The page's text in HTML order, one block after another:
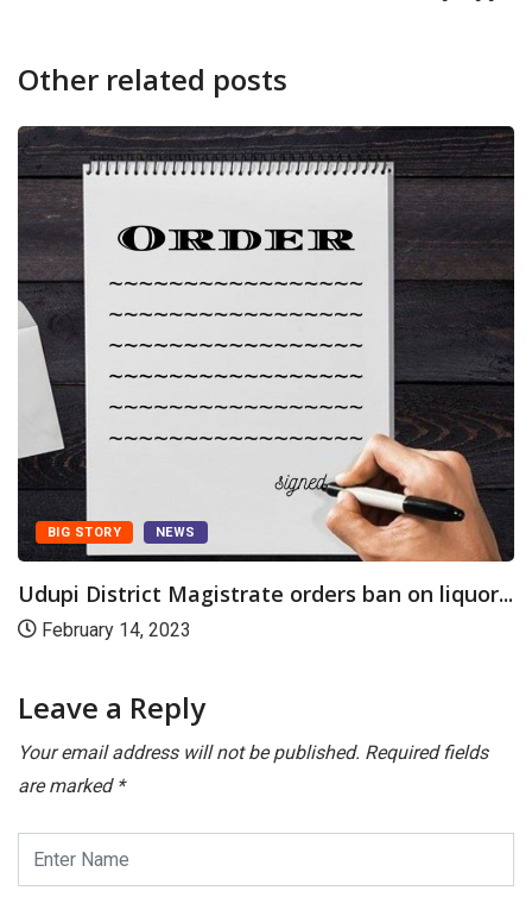
Other related posts
BIG STORY NEWS
Udupi District Magistrate orders ban on liquor...
February 14, 2023
Leave a Reply
Your email address will not be published. Required fields
are marked *